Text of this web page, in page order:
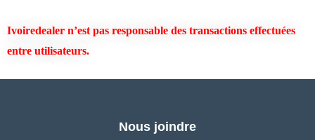
Ivoiredealer n’est pas responsable des transactions effectuées
entre utilisateurs.
Nous joindre